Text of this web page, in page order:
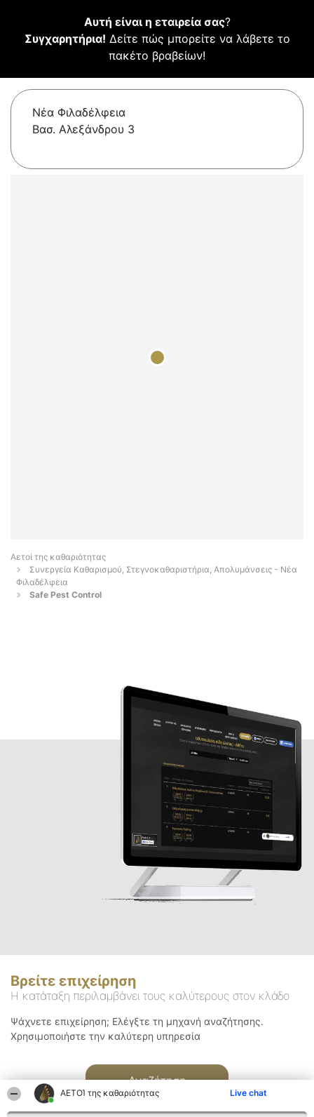
ΑΕΤΟΊ της καθαριότητας Live chat
Αυτή είναι η εταιρεία σας?
Συγχαρητήρια! Δείτε πώς μπορείτε να λάβετε το
πακέτο βραβείων!
Νέα Φιλαδέλφεια
Βασ. Αλεξάνδρου 3
Αετοί της καθαριότητας
Συνεργεία Καθαρισμού, Στεγνοκαθαριστήρια, Απολυμάνσεις - Νέα
Φιλαδέλφεια
Safe Pest Control
Βρείτε επιχείρηση
Η κατάταξη περιλαμβάνει τους καλύτερους στον κλάδο
Ψάχνετε επιχείρηση; Ελέγξτε τη μηχανή αναζήτησης.
Χρησιμοποιήστε την καλύτερη υπηρεσία
Αναζήτηση